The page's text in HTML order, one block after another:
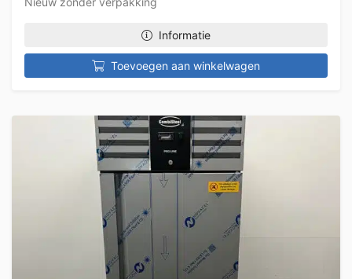
Informatie
Toevoegen aan winkelwagen